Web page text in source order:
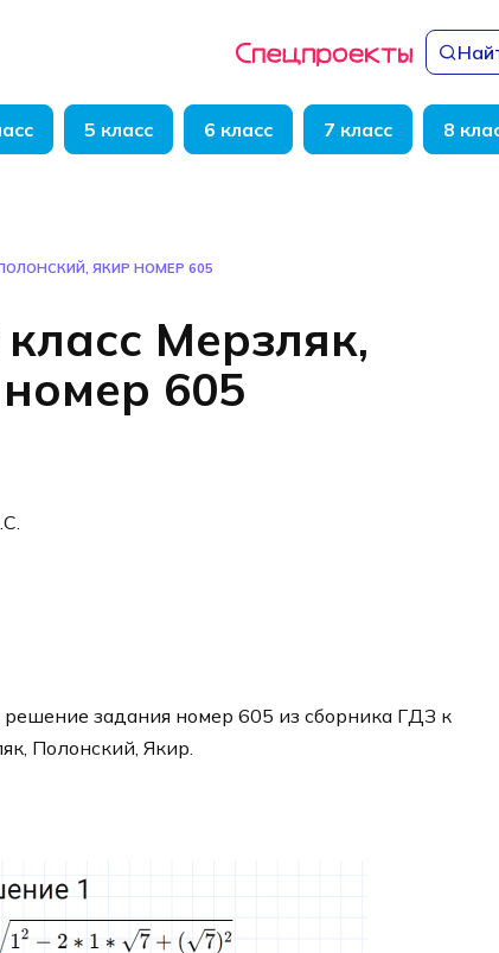
5 класс 6 класс 7 класс 8
ЯКИР НОМЕР 605
Мерзляк,
605
задания номер 605 из сборника ГДЗ к
Полонский, Якир.